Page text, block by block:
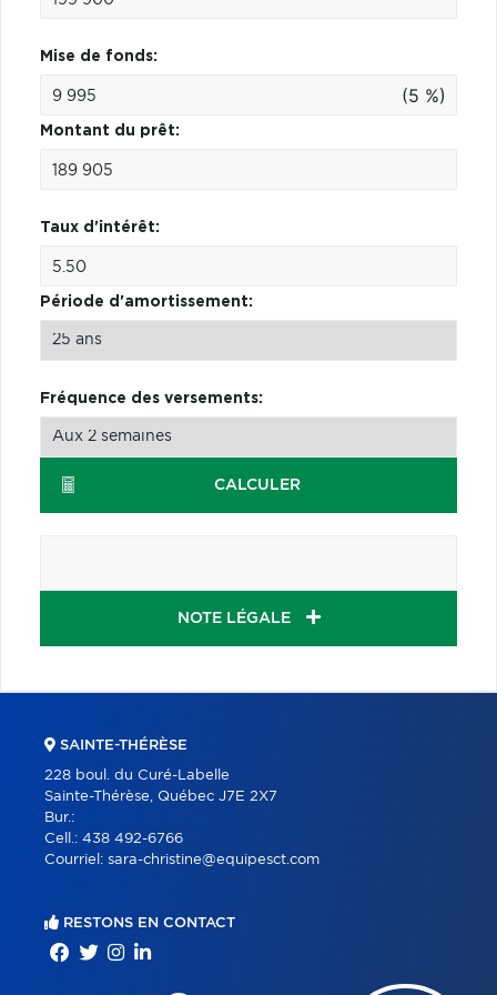
Mise de fonds:
(5 %)
Montant du prêt:
Taux d'intérêt:
Période d'amortissement:
Fréquence des versements:
CALCULER
NOTE LÉGALE
SAINTE-THÉRÈSE
228 boul. du Curé-Labelle
Sainte-Thérèse, Québec J7E 2X7
Bur.:
Cell.: 438 492-6766
Courriel: sara-christine@equipesct.com
RESTONS EN CONTACT